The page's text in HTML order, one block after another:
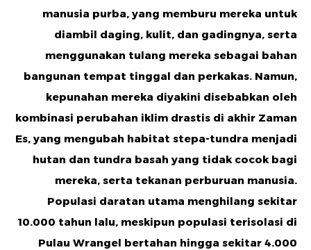
manusia purba, yang memburu mereka untuk
diambil daging, kulit, dan gadingnya, serta
menggunakan tulang mereka sebagai bahan
bangunan tempat tinggal dan perkakas. Namun,
kepunahan mereka diyakini disebabkan oleh
kombinasi perubahan iklim drastis di akhir Zaman
Es, yang mengubah habitat stepa-tundra menjadi
hutan dan tundra basah yang tidak cocok bagi
mereka, serta tekanan perburuan manusia.
Populasi daratan utama menghilang sekitar
10.000 tahun lalu, meskipun populasi terisolasi di
Pulau Wrangel bertahan hingga sekitar 4.000